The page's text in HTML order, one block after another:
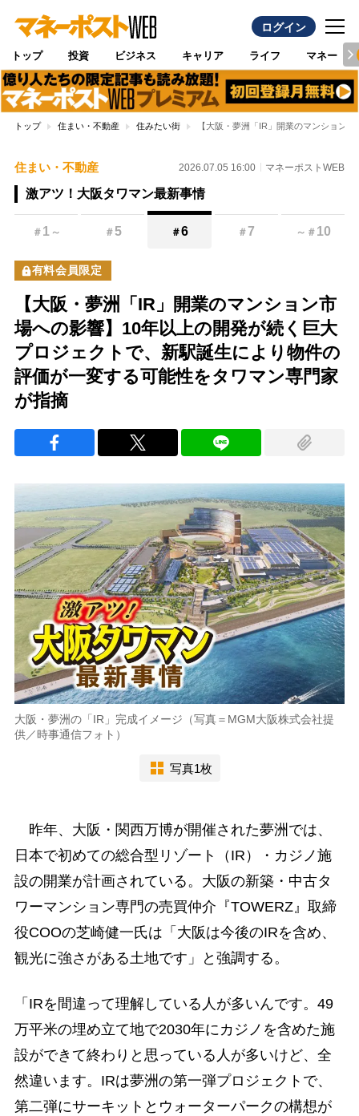
ログイン
トップ 投資 ビジネス キャリア ライフ マネー
トップ 住まい・不動産 住みたい街 【大阪・夢洲「IR」開業のマンション
住まい・不動産 2026.07.05 16:00 マネーポストWEB
激アツ！大阪タワマン最新事情
＃ 1 ～ ＃5 ＃6 ＃7 ～ ＃ 10
有料会員限定
【大阪・夢洲「IR」開業のマンション市
場への影響】10年以上の開発が続く巨大
プロジェクトで、新駅誕生により物件の
評価が一変する可能性をタワマン専門家
が指摘
大阪・夢洲の「IR」完成イメージ（写真＝MGM大阪株式会社提
供／時事通信フォト）
写真1枚
昨年、大阪・関西万博が開催された夢洲では、
日本で初めての総合型リゾート（IR）・カジノ施
設の開業が計画されている。大阪の新築・中古タ
ワーマンション専門の売買仲介『TOWERZ』取締
役COOの芝崎健一氏は「大阪は今後のIRを含め、
観光に強さがある土地です」と強調する。
「IRを間違って理解している人が多いんです。49
万平米の埋め立て地で2030年にカジノを含めた施
設ができて終わりと思っている人が多いけど、全
然違います。IRは夢洲の第一弾プロジェクトで、
第二弾にサーキットとウォーターパークの構想が